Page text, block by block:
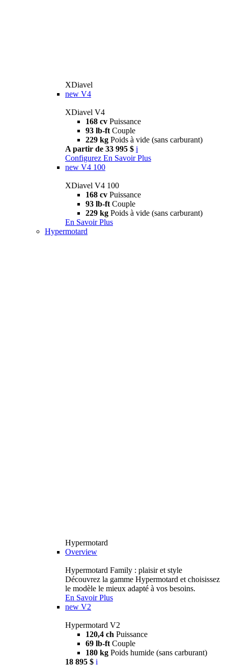
XDiavel
new V4
XDiavel V4
168 cv Puissance
93 lb-ft Couple
229 kg Poids à vide (sans carburant)
A partir de 33 995 $ i
Configurez En Savoir Plus
new V4 100
XDiavel V4 100
168 cv Puissance
93 lb-ft Couple
229 kg Poids à vide (sans carburant)
En Savoir Plus
Hypermotard
Hypermotard
Overview
Hypermotard Family : plaisir et style
Découvrez la gamme Hypermotard et choisissez
le modèle le mieux adapté à vos besoins.
En Savoir Plus
new V2
Hypermotard V2
120,4 ch Puissance
69 lb-ft Couple
180 kg Poids humide (sans carburant)
18 895 $ i